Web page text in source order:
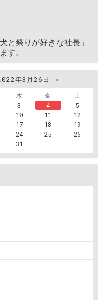
と祭りが好きな社長」
す。
年3月26日
»
木 金
土
3 4
5
10 11
12
17 18
19
24 25
26
31